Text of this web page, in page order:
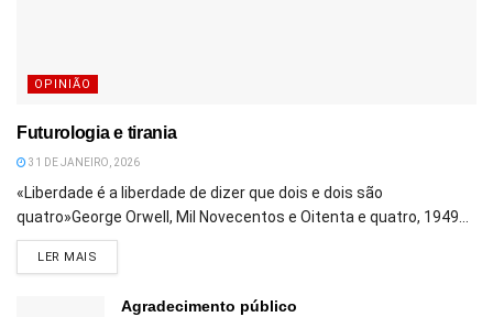
OPINIÃO
Futurologia e tirania
31 DE JANEIRO, 2026
«Liberdade é a liberdade de dizer que dois e dois são
quatro»George Orwell, Mil Novecentos e Oitenta e quatro, 1949...
LER MAIS
Agradecimento público